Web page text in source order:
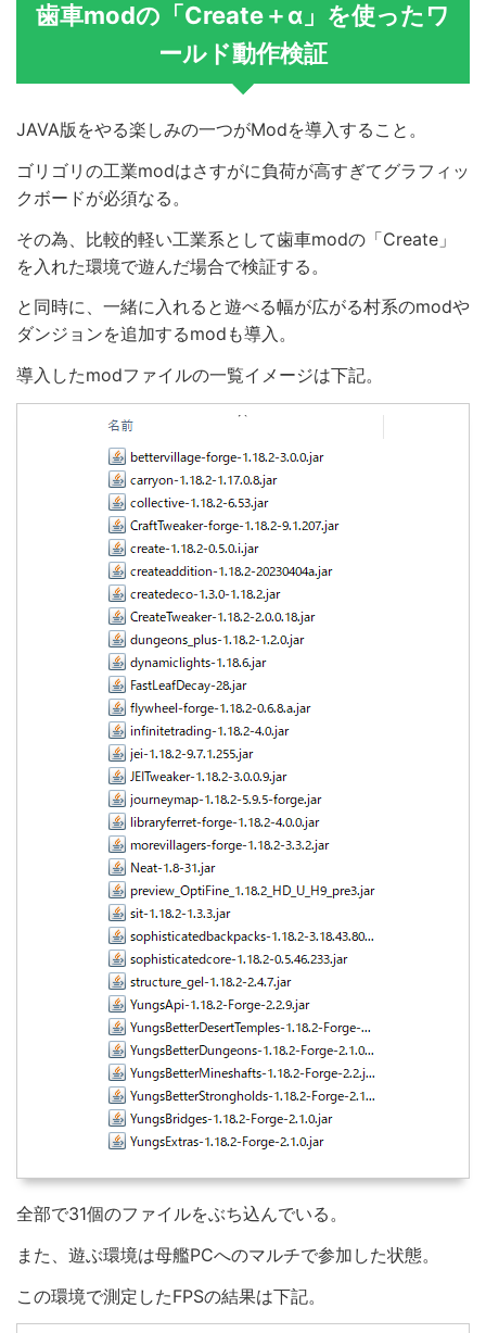
歯車modの「Create＋α」を使ったワ
ールド動作検証
JAVA版をやる楽しみの一つがModを導入すること。
ゴリゴリの工業modはさすがに負荷が高すぎてグラフィッ
クボードが必須なる。
その為、比較的軽い工業系として歯車modの「Create」
を入れた環境で遊んだ場合で検証する。
と同時に、一緒に入れると遊べる幅が広がる村系のmodや
ダンジョンを追加するmodも導入。
導入したmodファイルの一覧イメージは下記。
全部で31個のファイルをぶち込んでいる。
また、遊ぶ環境は母艦PCへのマルチで参加した状態。
この環境で測定したFPSの結果は下記。